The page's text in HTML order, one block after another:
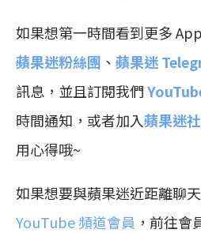
如果想第一時間看到更多
蘋果迷粉絲團 、 蘋果迷
訊息，並且訂閱我們
時間通知，或者加入蘋果迷
用心得哦~
如果想要與蘋果迷近距離聊
YouTube 頻道會員 ，前往會